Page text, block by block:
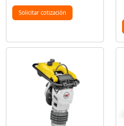
Solicitar cotización